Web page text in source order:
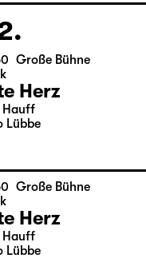
Lübbe
Große Bühne
Herz
Hauff
Lübbe
Große Bühne